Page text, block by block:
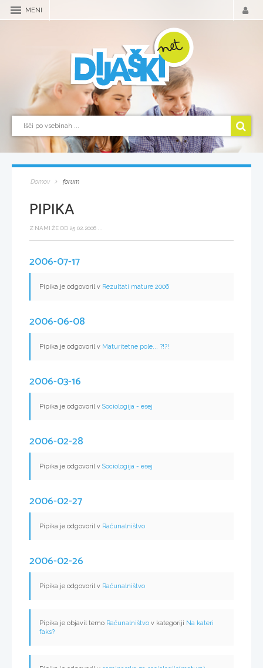
MENI
Domov forum
PIPIKA
Z NAMI ŽE OD 25.02.2006 ...
2006-07-17
Pipika je odgovoril v Rezultati mature 2006
2006-06-08
Pipika je odgovoril v Maturitetne pole... ?!?!
2006-03-16
Pipika je odgovoril v Sociologija - esej
2006-02-28
Pipika je odgovoril v Sociologija - esej
2006-02-27
Pipika je odgovoril v Računalništvo
2006-02-26
Pipika je odgovoril v Računalništvo
Pipika je objavil temo Računalništvo v kategoriji Na kateri
faks?